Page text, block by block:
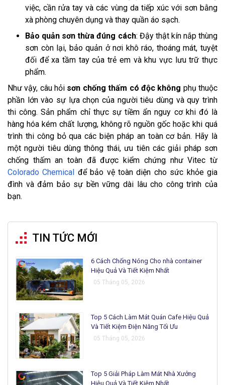
việc, cần rửa tay và các vùng da tiếp xúc với sơn bằng
xà phòng chuyên dụng và thay quần áo sạch.
Bảo quản sơn thừa đúng cách: Đậy thật kín nắp thùng
sơn còn lại, bảo quản ở nơi khô ráo, thoáng mát, tuyệt
đối để xa tầm tay của trẻ em và khu vực lưu trữ thực
phẩm.
Như vậy, câu hỏi sơn chống thấm có độc không phụ thuộc
phần lớn vào sự lựa chọn của người tiêu dùng và quy trình
thi công. Sản phẩm chỉ thực sự tiềm ẩn nguy cơ khi đó là
hàng hóa kém chất lượng, không rõ nguồn gốc hoặc khi quá
trình thi công bỏ qua các biện pháp an toàn cơ bản. Hãy là
một người tiêu dùng thông thái, ưu tiên các giải pháp sơn
chống thấm an toàn đã được kiểm chứng như Vitec từ
Colorado Chemical để bảo vệ toàn diện cho sức khỏe gia
đình và đảm bảo sự bền vững dài lâu cho công trình của
bạn.
TIN TỨC MỚI
6 Cách Chống Nóng Cho nhà container
Hiệu Quả Và Tiết Kiệm Nhất
05 Tháng 05, 2026
Top 5 Cách Làm Mát Quán Cafe Hiệu Quả
Và Tiết Kiệm Điện Năng Tối Ưu
05 Tháng 05, 2026
Top 5 Giải Pháp Làm Mát Nhà Xưởng
Hiệu Quả Và Tiết Kiệm Nhất